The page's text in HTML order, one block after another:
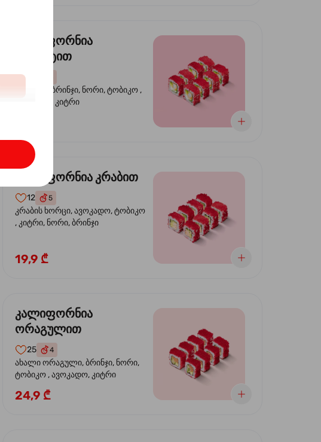
კალიფორნია
კრევეტით
კრევეტი, ბრინჯი, ნორი, ტობიკო ,
ავოკადო, კიტრი
კალიფორნია კრაბით
12 5
კრაბის ხორცი, ავოკადო, ტობიკო
, კიტრი, ნორი, ბრინჯი
19,9 ₾
კალიფორნია
ორაგულით
25 4
ახალი ორაგული, ბრინჯი, ნორი,
ტობიკო , ავოკადო, კიტრი
24,9 ₾